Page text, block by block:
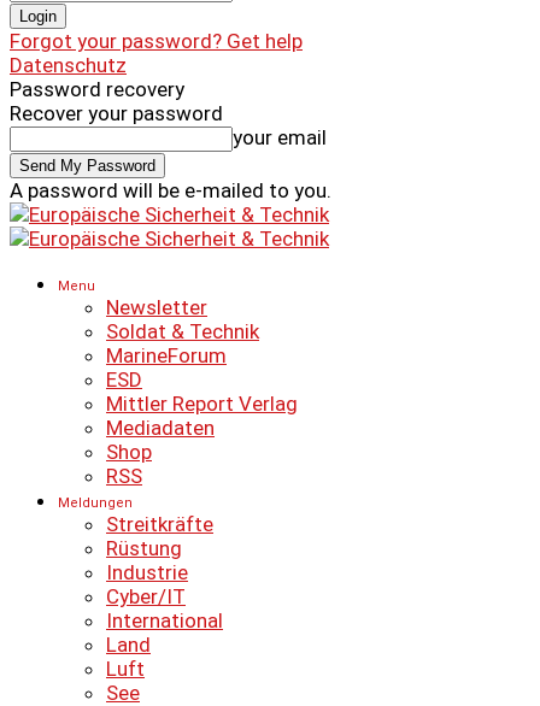
Forgot your password? Get help
Datenschutz
Password recovery
Recover your password
your email
A password will be e-mailed to you.
Menu
Newsletter
Soldat & Technik
MarineForum
ESD
Mittler Report Verlag
Mediadaten
Shop
RSS
Meldungen
Streitkräfte
Rüstung
Industrie
Cyber/IT
International
Land
Luft
See